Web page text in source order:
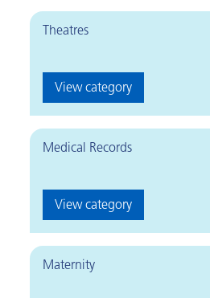
Theatres
View category
Medical Records
View category
Maternity